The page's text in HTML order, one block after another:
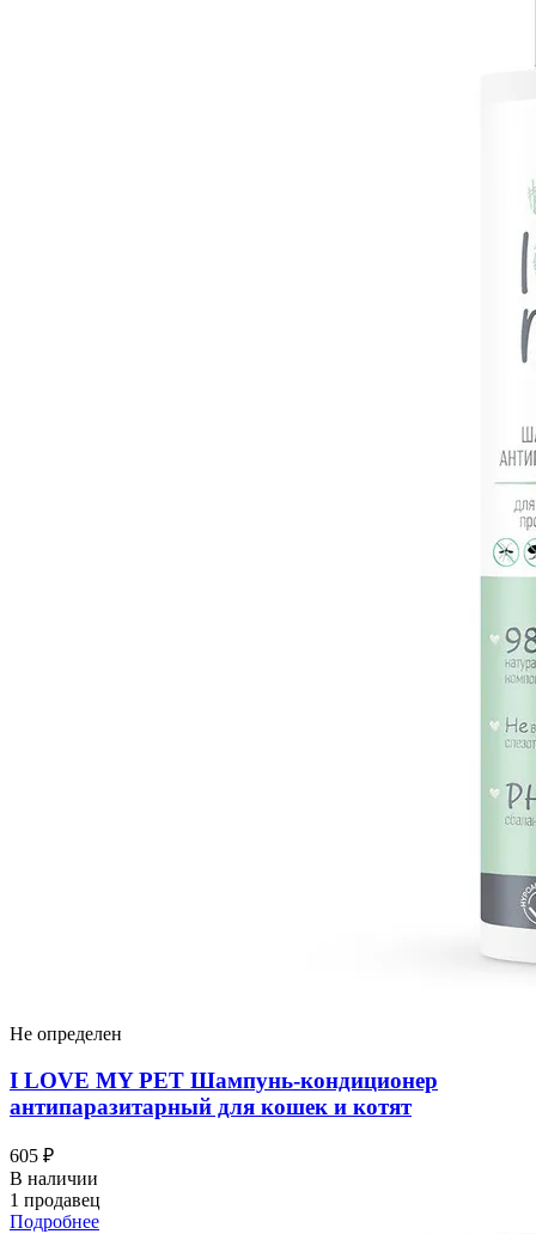
Не определен
I LOVЕ MY PET Шампунь-кондиционер
антипаразитарный для кошек и котят
605 ₽
В наличии
1 продавец
Подробнее